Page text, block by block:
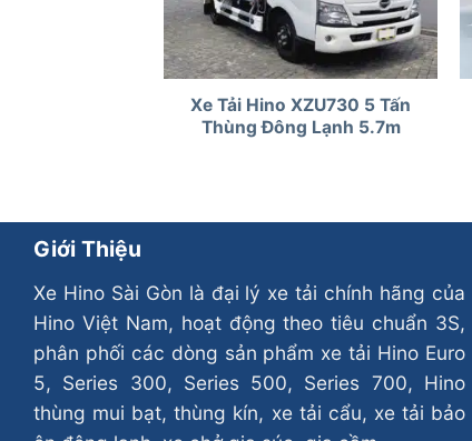
Xe Tải Hino XZU730 5 Tấn
Thùng Đông Lạnh 5.7m
Giới Thiệu
Xe Hino Sài Gòn là đại lý xe tải chính hãng của
Hino Việt Nam, hoạt động theo tiêu chuẩn 3S,
phân phối các dòng sản phẩm xe tải Hino Euro
5, Series 300, Series 500, Series 700, Hino
thùng mui bạt, thùng kín, xe tải cẩu, xe tải bảo